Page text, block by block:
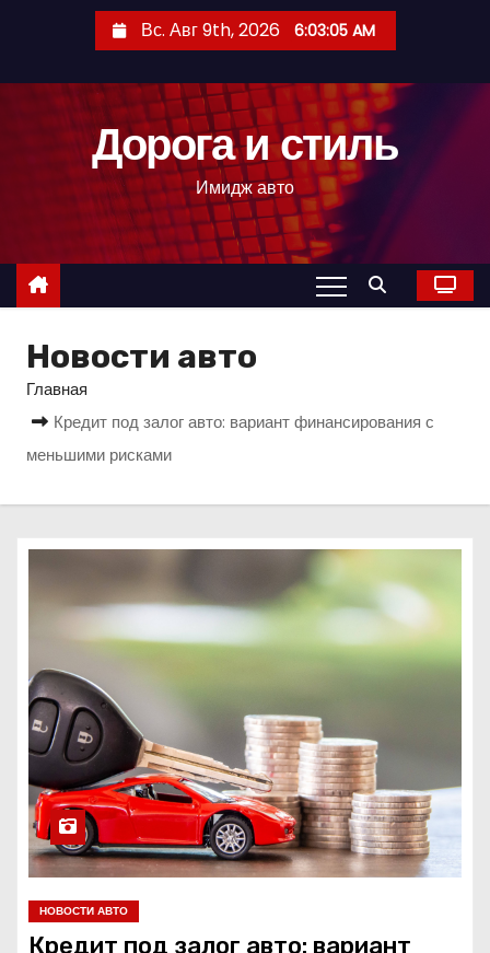
с
о
Вс. Авг 9th, 2026 6:03:06 AM
Дорога и стиль
Имидж авто
Новости авто
Главная
Кредит под залог авто: вариант финансирования с
меньшими рисками
НОВОСТИ АВТО
Кредит под залог авто: вариант